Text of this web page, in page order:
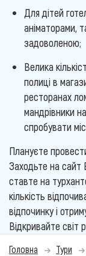
Для дітей
аніматорами,
задоволеною;
Велика
полиці в
ресторанах
мандрівники
спробувати
Плануєте
Заходьте на сайт
ставте на
кількість
відпочинку і
Відкривайте світ
Головна Тури